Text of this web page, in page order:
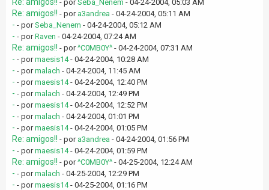
- porSeba_Nenem - 04-24-2004, 05:03 AM
Re: amigos!! - por a3andrea - 04-24-2004, 05:11 AM
- - porSeba_Nenem - 04-24-2004, 05:12 AM
- - porRaven - 04-24-2004, 07:24 AM
Re: amigos!! - por^C0MB0Y^ - 04-24-2004, 07:31 AM
- - pormaesis14- 04-24-2004, 10:28 AM
- - pormalach - 04-24-2004, 11:45 AM
- - pormaesis14- 04-24-2004, 12:40 PM
- - pormalach - 04-24-2004, 12:49 PM
- - pormaesis14- 04-24-2004, 12:52 PM
- - pormalach - 04-24-2004, 01:01 PM
- - pormaesis14- 04-24-2004, 01:05 PM
Re: amigos!! - por a3andrea - 04-24-2004, 01:56 PM
- - pormaesis14- 04-24-2004, 01:59 PM
Re: amigos!! - por^C0MB0Y^ - 04-25-2004, 12:24 AM
- - pormalach - 04-25-2004, 12:29 PM
- - pormaesis14- 04-25-2004, 01:16 PM